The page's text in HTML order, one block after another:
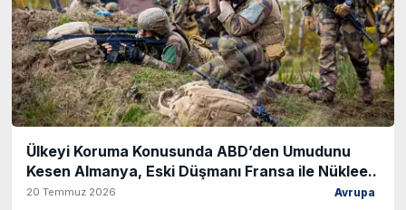
Ülkeyi Koruma Konusunda ABD’den Umudunu
Kesen Almanya, Eski Düşmanı Fransa ile Nüklee..
20 Temmuz 2026 Avrupa